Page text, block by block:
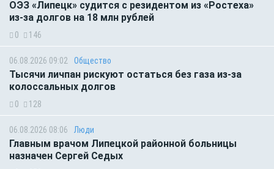
ОЭЗ «Липецк» судится с резидентом из «Ростеха»
из-за долгов на 18 млн рублей
0 146
06.08.2026 09:02 Общество
Тысячи личпан рискуют остаться без газа из-за
колоссальных долгов
0 128
06.08.2026 08:06 Люди
Главным врачом Липецкой районной больницы
назначен Сергей Седых